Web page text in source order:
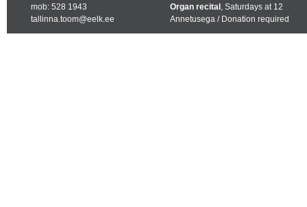
mob: 528 1943
tallinna.toom@eelk.ee
Organ recital , Saturdays at 12
Annetusega / Donation required